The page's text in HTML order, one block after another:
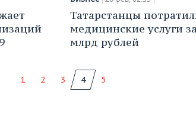
Татарстанцы
медицинские услуги
млрд рублей
1 2 3 4 5